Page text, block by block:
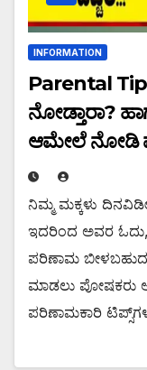
INFORMATION
Parental
ನೋಡ್ತಾರಾ?
ಆಮೇಲೆ ನೋಡಿ
ನಿಮ್ಮ ಮಕ್ಕಳು
ಇದರಿಂದ ಅವರ ಓದು,
ಪರಿಣಾಮ
ಮಾಡಲು ಪೋಷಕರು
ಪರಿಣಾಮಕಾರಿ